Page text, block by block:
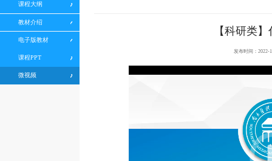
课程大纲
教材介绍
电子版教材
课程PPT
微视频
【科研类
发布时间：2022-
100%